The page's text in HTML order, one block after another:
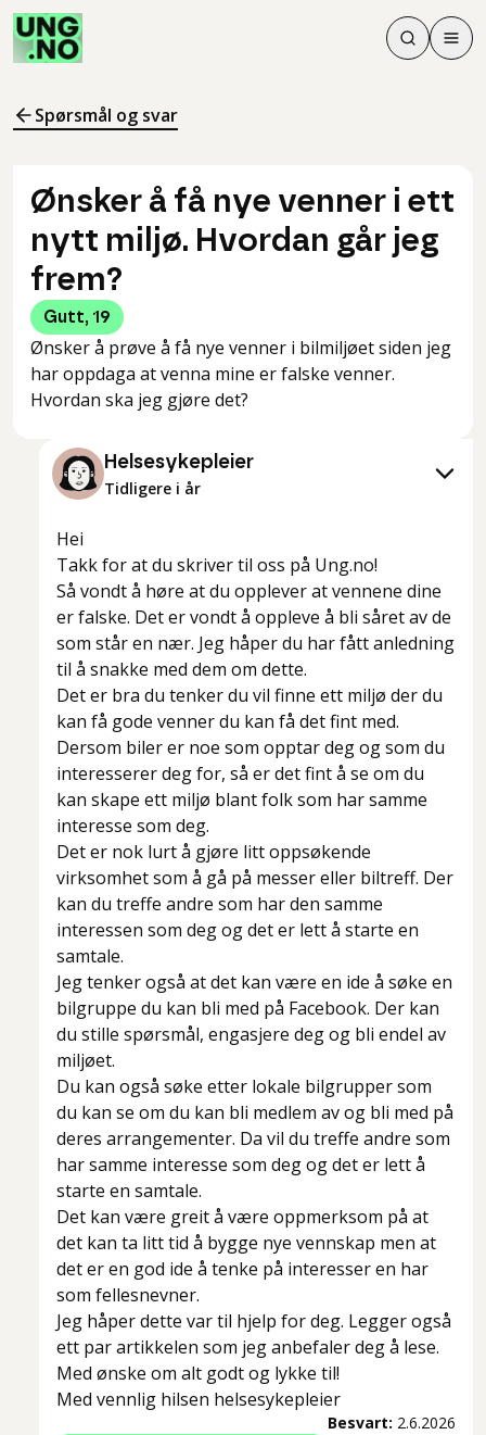
Søk
Søk
Meny
Spørsmål og svar
Ønsker å få nye venner i ett
nytt miljø. Hvordan går jeg
frem?
Gutt, 19
Ønsker å prøve å få nye venner i bilmiljøet siden jeg
har oppdaga at venna mine er falske venner.
Hvordan ska jeg gjøre det?
Helsesykepleier
Tidligere i år
Hei
Takk for at du skriver til oss på Ung.no!
Så vondt å høre at du opplever at vennene dine
er falske. Det er vondt å oppleve å bli såret av de
som står en nær. Jeg håper du har fått anledning
til å snakke med dem om dette.
Det er bra du tenker du vil finne ett miljø der du
kan få gode venner du kan få det fint med.
Dersom biler er noe som opptar deg og som du
interesserer deg for, så er det fint å se om du
kan skape ett miljø blant folk som har samme
interesse som deg.
Det er nok lurt å gjøre litt oppsøkende
virksomhet som å gå på messer eller biltreff. Der
kan du treffe andre som har den samme
interessen som deg og det er lett å starte en
samtale.
Jeg tenker også at det kan være en ide å søke en
bilgruppe du kan bli med på Facebook. Der kan
du stille spørsmål, engasjere deg og bli endel av
miljøet.
Du kan også søke etter lokale bilgrupper som
du kan se om du kan bli medlem av og bli med på
deres arrangementer. Da vil du treffe andre som
har samme interesse som deg og det er lett å
starte en samtale.
Det kan være greit å være oppmerksom på at
det kan ta litt tid å bygge nye vennskap men at
det er en god ide å tenke på interesser en har
som fellesnevner.
Jeg håper dette var til hjelp for deg. Legger også
ett par artikkelen som jeg anbefaler deg å lese.
Med ønske om alt godt og lykke til!
Med vennlig hilsen helsesykepleier
Besvart: 2.6.2026